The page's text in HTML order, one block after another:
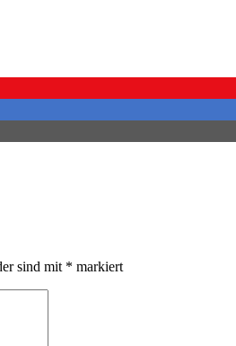
sind mit * markiert